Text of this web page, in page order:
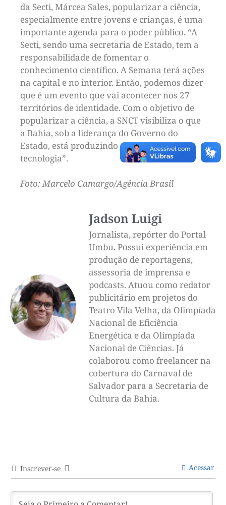
da Secti, Márcea Sales, popularizar a ciência,
especialmente entre jovens e crianças, é uma
importante agenda para o poder público. “A
Secti, sendo uma secretaria de Estado, tem a
responsabilidade de fomentar o
conhecimento científico. A Semana terá ações
na capital e no interior. Então, podemos dizer
que é um evento que vai acontecer nos 27
territórios de identidade. Com o objetivo de
popularizar a ciência, a SNCT visibiliza o que
a Bahia, sob a liderança do Governo do
Estado, está produzindo de ciência e
tecnologia”.
Foto: Marcelo Camargo/Agência Brasil
Jadson Luigi
Jornalista, repórter do Portal
Umbu. Possui experiência em
produção de reportagens,
assessoria de imprensa e
podcasts. Atuou como redator
publicitário em projetos do
Teatro Vila Velha, da Olimpíada
Nacional de Eficiência
Energética e da Olimpíada
Nacional de Ciências. Já
colaborou como freelancer na
cobertura do Carnaval de
Salvador para a Secretaria de
Cultura da Bahia.
Inscrever-se Acessar